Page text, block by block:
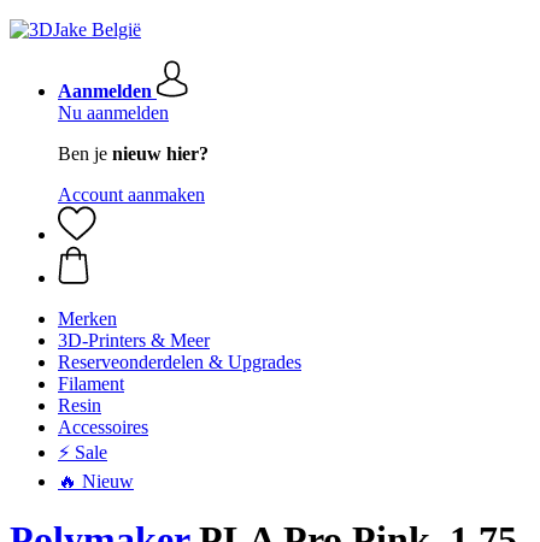
Aanmelden
Nu aanmelden
Ben je nieuw hier?
Account aanmaken
Merken
3D-Printers & Meer
Reserveonderdelen & Upgrades
Filament
Resin
Accessoires
⚡ Sale
🔥 Nieuw